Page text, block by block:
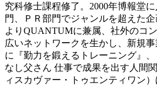
究科修士課程修了。2000年博報堂
門、ＰＲ部門でジャンルを超えた
よりQUANTUMに兼属、社外のコ
広いネットワークを生かし、新規
に『勤力を鍛えるトレーニング』
なし父さん 仕事で成果を出す人間
ィスカヴァー・トゥエンティワン